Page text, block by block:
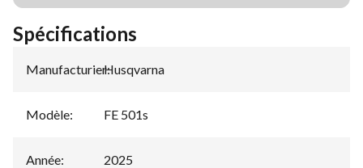
Spécifications
Manufacturier:
Husqvarna
Modèle: FE 501s
Année: 2025